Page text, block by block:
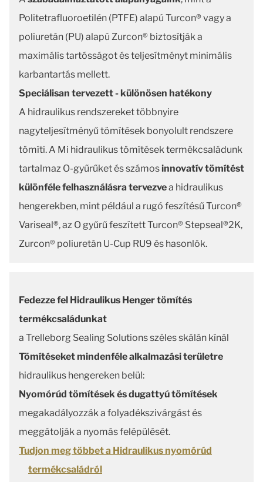
Politetrafluoroetilén (PTFE) alapú Turcon® vagy a
poliuretán (PU) alapú Zurcon® biztosítják a
maximális tartósságot és teljesítményt minimális
karbantartás mellett.
Speciálisan tervezett - különösen hatékony
A hidraulikus rendszereket többnyire
nagyteljesítményű tömítések bonyolult rendszere
tömíti. A Mi hidraulikus tömítések termékcsaládunk
tartalmaz O-gyűrűket és számosinnovatív tömítést
különféle felhasználásra tervezvea hidraulikus
hengerekben, mint például a rugó feszítésű Turcon®
Variseal®, az O gyűrű feszített Turcon® Stepseal®2K,
Zurcon® poliuretán U-Cup RU9 és hasonlók.
Fedezze fel Hidraulikus Henger tömítés
termékcsaládunkat
a Trelleborg Sealing Solutions széles skálán kínál
Tömítéseket mindenféle alkalmazási területre
hidraulikus hengereken belül:
Nyomórúd tömítések és dugattyú tömítések
megakadályozzák a folyadékszivárgást és
meggátolják a nyomás felépülését.
Tudjon meg többet a Hidraulikus nyomórúd
termékcsaládról